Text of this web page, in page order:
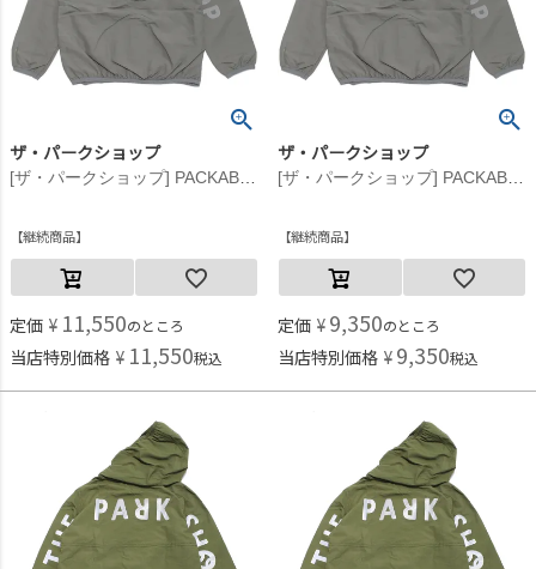
ザ・パークショップ
継続商品
定価 ¥ 11,550のところ
当店特別価格 ¥ 11,550税込
ザ・パークショップ
継続商品
定価 ¥ 9,350のところ
当店特別価格 ¥ 9,350税込